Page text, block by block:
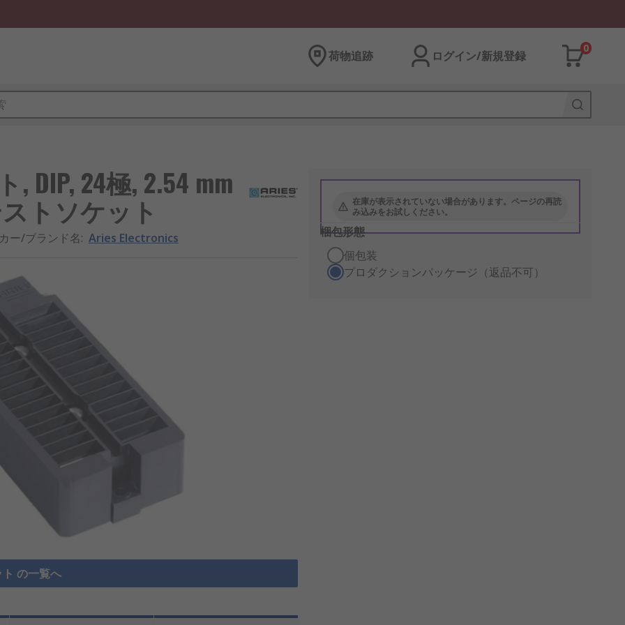
荷物追跡 ログイン/新規登録
0
, DIP, 24極, 2.54 mm
トソケット
ー/ブランド名: Aries Electronics
の一覧へ
在庫が表示されていない場合があります。ページの再読
み込みをお試しください。
梱包形態
個包装
プロダクションパッケージ（返品不可）